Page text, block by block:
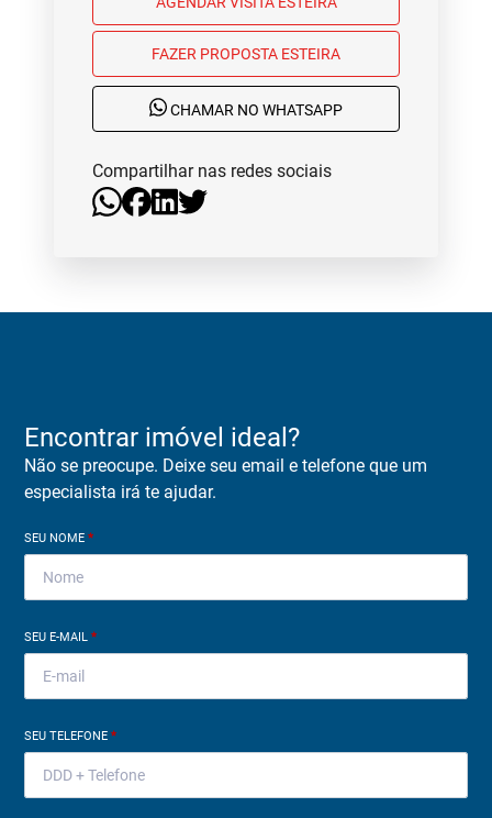
FAZER PROPOSTA ESTEIRA
CHAMAR NO WHATSAPP
Compartilhar nas redes sociais
Encontrar imóvel ideal?
Não se preocupe. Deixe seu email e telefone que um
especialista irá te ajudar.
SEU NOME*
SEU E-MAIL*
SEU TELEFONE*